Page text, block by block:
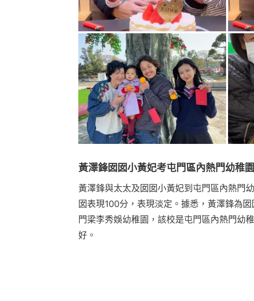
黃澤鋒囡囡小黃妃考屯門區內熱門幼稚園
黃澤鋒與太太及囡囡小黃妃到屯門區內熱門
囡表現100分，表現淡定。據悉，黃澤鋒為
門梁李秀娛幼稚園，該校是屯門區內熱門幼
好。